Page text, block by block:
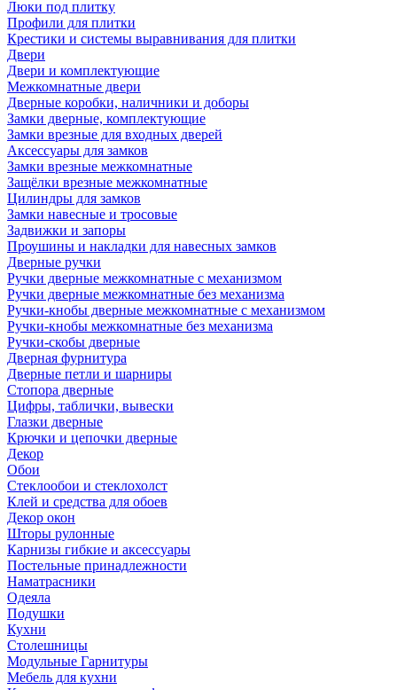
Люки под плитку
Профили для плитки
Крестики и системы выравнивания для плитки
Двери
Двери и комплектующие
Межкомнатные двери
Дверные коробки, наличники и доборы
Замки дверные, комплектующие
Замки врезные для входных дверей
Аксессуары для замков
Замки врезные межкомнатные
Защёлки врезные межкомнатные
Цилиндры для замков
Замки навесные и тросовые
Задвижки и запоры
Проушины и накладки для навесных замков
Дверные ручки
Ручки дверные межкомнатные с механизмом
Ручки дверные межкомнатные без механизма
Ручки-кнобы дверные межкомнатные с механизмом
Ручки-кнобы межкомнатные без механизма
Ручки-скобы дверные
Дверная фурнитура
Дверные петли и шарниры
Стопора дверные
Цифры, таблички, вывески
Глазки дверные
Крючки и цепочки дверные
Декор
Обои
Стеклообои и стеклохолст
Клей и средства для обоев
Декор окон
Шторы рулонные
Карнизы гибкие и аксессуары
Постельные принадлежности
Наматрасники
Одеяла
Подушки
Кухни
Столешницы
Модульные Гарнитуры
Мебель для кухни